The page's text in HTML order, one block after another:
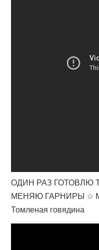
ОДИН РАЗ ГОТОВЛЮ
МЕНЯЮ ГАРНИРЫ ☆
Томленая говядина